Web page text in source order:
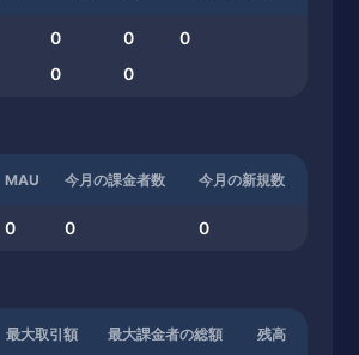
0 0
0
0 0
MAU 今月の課金者数 今月の新規数
0 0 0
最大取引額 最大課金者の総額 残高